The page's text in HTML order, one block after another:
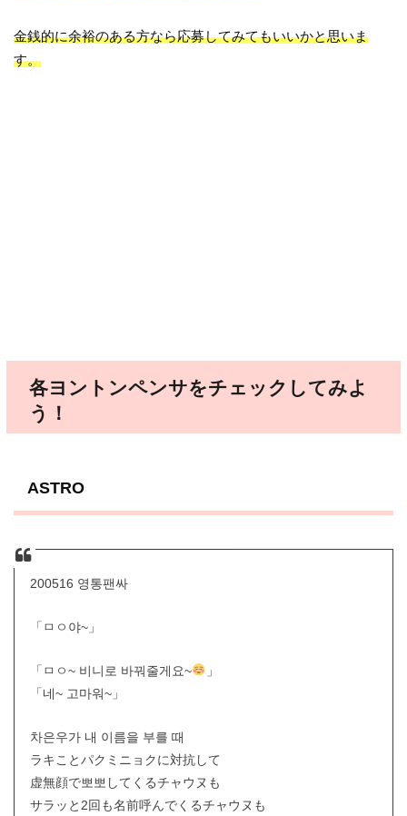
金銭的に余裕のある方なら応募してみてもいいかと思いま
す。
各ヨントンペンサをチェックしてみよ
う！
ASTRO
200516 영통팬싸
「ㅁㅇ야~」
「ㅁㅇ~ 비니로 바꿔줄게요~
」
「네~ 고마워~」
차은우가 내 이름을 부를 때
ラキことパクミニョクに対抗して
虚無顔で뽀뽀してくるチャウヌも
サラッと2回も名前呼んでくるチャウヌも